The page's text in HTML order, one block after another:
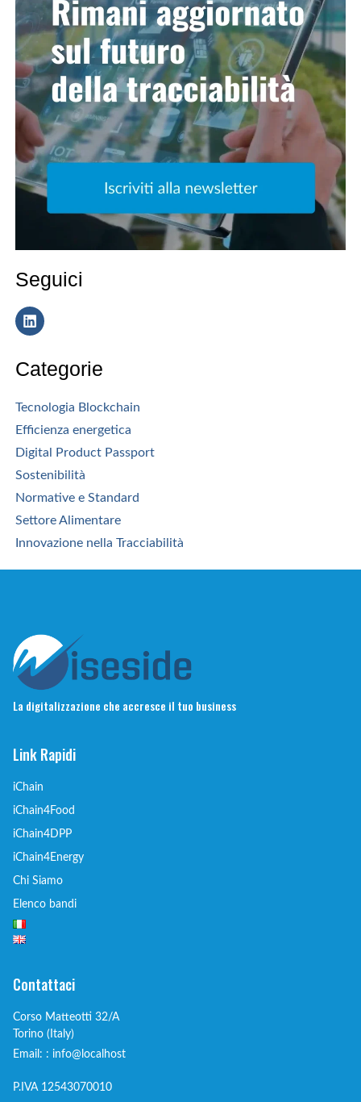
Seguici
Categorie
Tecnologia Blockchain
Efficienza energetica
Digital Product Passport
Sostenibilità
Normative e Standard
Settore Alimentare
Innovazione nella Tracciabilità
La digitalizzazione che accresce il tuo business
Link Rapidi
iChain
iChain4Food
iChain4DPP
iChain4Energy
Chi Siamo
Elenco bandi
Contattaci
Corso Matteotti 32/A
Torino (Italy)
Email: : info@localhost
P.IVA 12543070010